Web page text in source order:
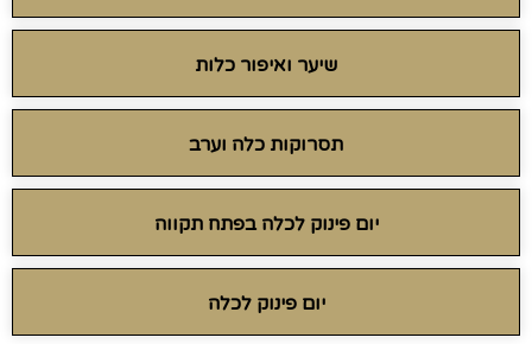
שיער ואיפור כלות
תסרוקות כלה וערב
יום פינוק לכלה בפתח תקווה
יום פינוק לכלה